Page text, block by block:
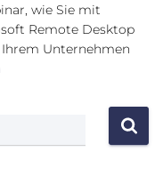
wie Sie mit
Remote Desktop
Unternehmen